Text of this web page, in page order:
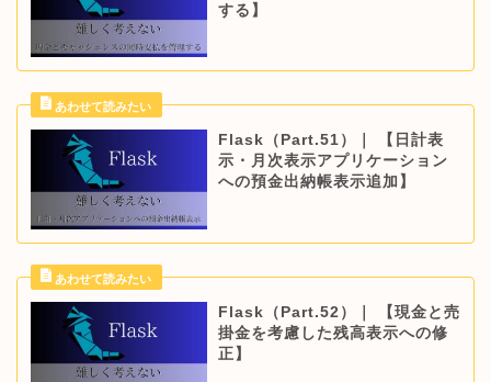
する】
Flask（Part.51）｜ 【日計表
示・月次表示アプリケーション
への預金出納帳表示追加】
Flask（Part.52）｜ 【現金と売
掛金を考慮した残高表示への修
正】